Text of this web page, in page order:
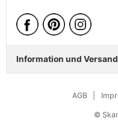
Information und Versand
AGB
©